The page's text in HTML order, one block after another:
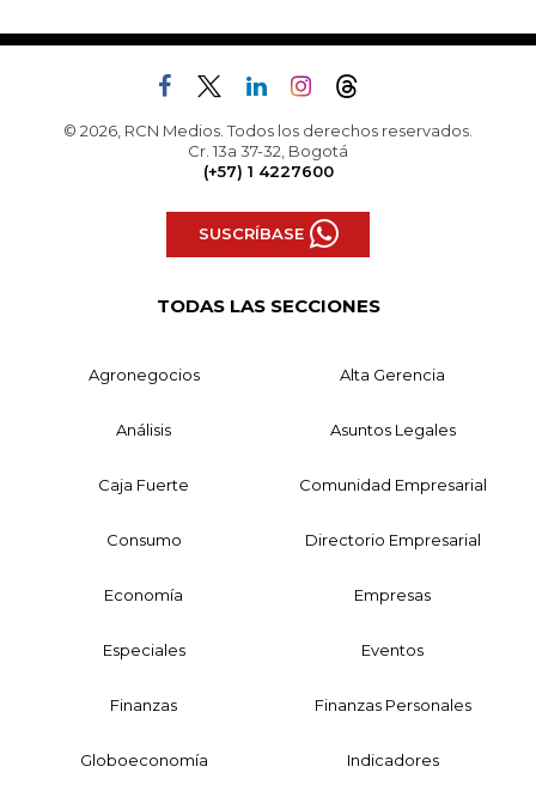
© 2026, RCN Medios. Todos los derechos reservados.
Cr. 13a 37-32, Bogotá
(+57) 1 4227600
SUSCRÍBASE
TODAS LAS SECCIONES
Agronegocios Alta Gerencia
Análisis Asuntos Legales
Caja Fuerte Comunidad Empresarial
Consumo Directorio Empresarial
Economía Empresas
Especiales Eventos
Finanzas Finanzas Personales
Globoeconomía Indicadores